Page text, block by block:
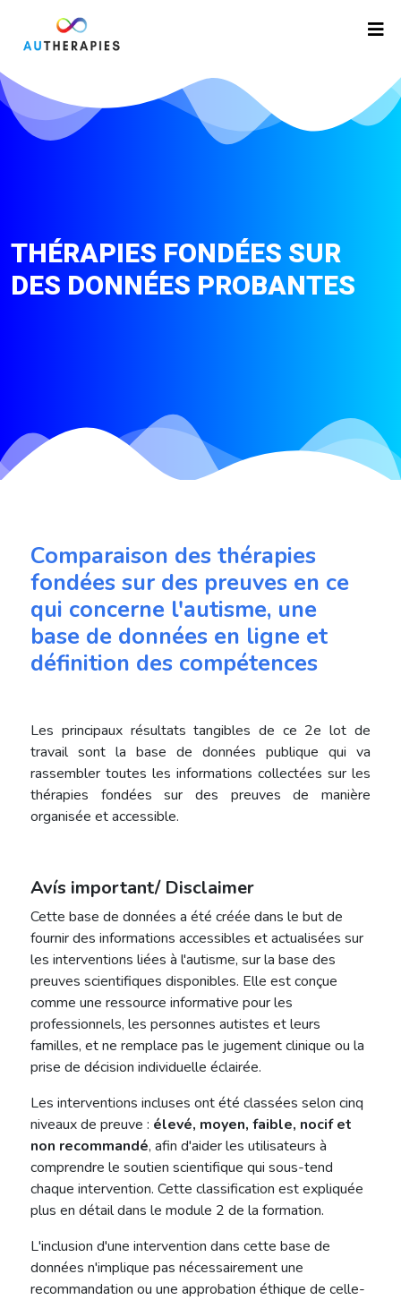
THÉRAPIES FONDÉES SUR
DES DONNÉES PROBANTES
Comparaison des thérapies
fondées sur des preuves en ce
qui concerne l'autisme, une
base de données en ligne et
définition des compétences
Les principaux résultats tangibles de ce 2e lot de
travail sont la base de données publique qui va
rassembler toutes les informations collectées sur les
thérapies fondées sur des preuves de manière
organisée et accessible.
Avís important/ Disclaimer
Cette base de données a été créée dans le but de
fournir des informations accessibles et actualisées sur
les interventions liées à l'autisme, sur la base des
preuves scientifiques disponibles. Elle est conçue
comme une ressource informative pour les
professionnels, les personnes autistes et leurs
familles, et ne remplace pas le jugement clinique ou la
prise de décision individuelle éclairée.
Les interventions incluses ont été classées selon cinq
niveaux de preuve : élevé, moyen, faible, nocif et
non recommandé, afin d'aider les utilisateurs à
comprendre le soutien scientifique qui sous-tend
chaque intervention. Cette classification est expliquée
plus en détail dans le module 2 de la formation.
L'inclusion d'une intervention dans cette base de
données n'implique pas nécessairement une
recommandation ou une approbation éthique de celle-